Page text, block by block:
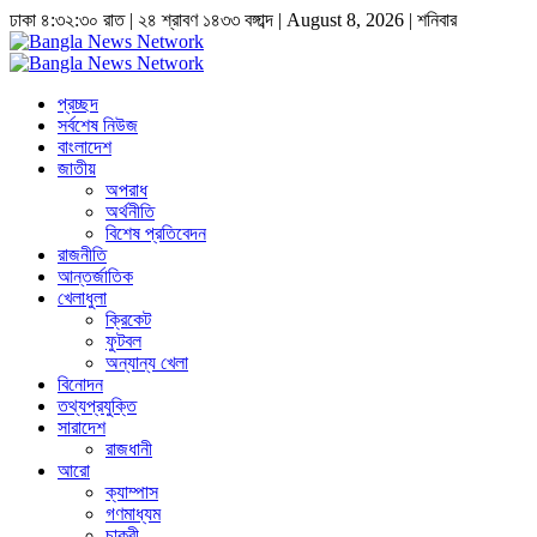
ঢাকা ৪:৩২:৩১ রাত| ২৪ শ্রাবণ ১৪৩৩ বঙ্গাব্দ | August 8, 2026| শনিবার
প্রচ্ছদ
সর্বশেষ নিউজ
বাংলাদেশ
জাতীয়
অপরাধ
অর্থনীতি
বিশেষ প্রতিবেদন
রাজনীতি
আন্তর্জাতিক
খেলাধুলা
ক্রিকেট
ফুটবল
অন্যান্য খেলা
বিনোদন
তথ্যপ্রযুক্তি
সারাদেশ
রাজধানী
আরো
ক্যাম্পাস
গণমাধ্যম